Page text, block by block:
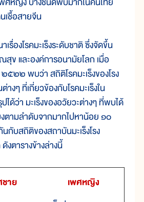
เชื้อสายจีน
งโรคมะเร็งระดับชาติ ซึ่งจัดขึ้น
สุข และองค์การอนามัยโลก เมื่อ
๒๒ พบว่า สถิติโรคมะเร็งของโรง
งๆ ที่เกี่ยวข้องกับโรคมะเร็งใน
ได้ว่า มะเร็งของอวัยวะต่างๆ ที่พบได้
งตามลำดับจากมากไปหาน้อย ๑๐
กับสถิติของสถาบันมะเร็งโรง
ตารางข้างล่างนี้
ชาย
เพศหญิง